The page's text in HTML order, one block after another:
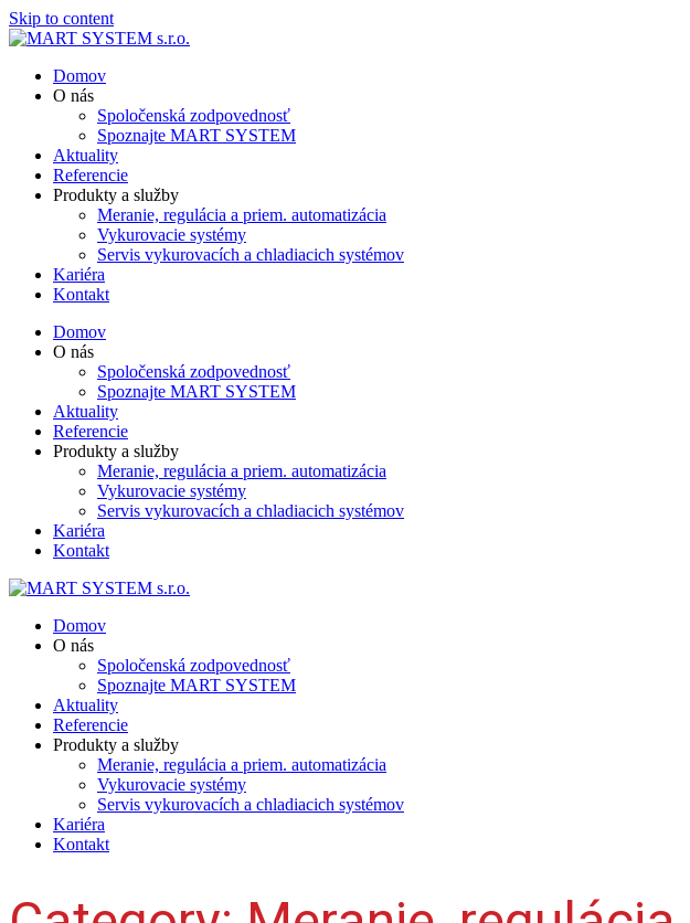
Skip to content
Domov
O nás
Spoločenská zodpovednosť
Spoznajte MART SYSTEM
Aktuality
Referencie
Produkty a služby
Meranie, regulácia a priem. automatizácia
Vykurovacie systémy
Servis vykurovacích a chladiacich systémov
Kariéra
Kontakt
Domov
O nás
Spoločenská zodpovednosť
Spoznajte MART SYSTEM
Aktuality
Referencie
Produkty a služby
Meranie, regulácia a priem. automatizácia
Vykurovacie systémy
Servis vykurovacích a chladiacich systémov
Kariéra
Kontakt
Domov
O nás
Spoločenská zodpovednosť
Spoznajte MART SYSTEM
Aktuality
Referencie
Produkty a služby
Meranie, regulácia a priem. automatizácia
Vykurovacie systémy
Servis vykurovacích a chladiacich systémov
Kariéra
Kontakt